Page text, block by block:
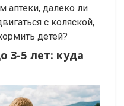
аптеки, далеко ли
с коляской,
детей?
3-5 лет: куда